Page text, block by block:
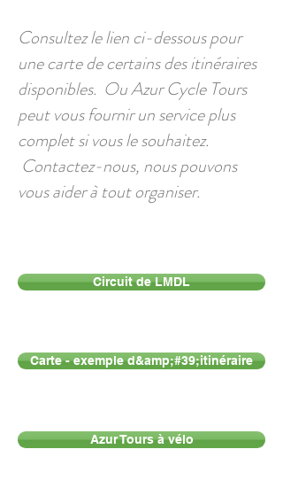
Consultez le lien ci-dessous pour
une carte de certains des itinéraires
disponibles. Ou Azur Cycle Tours
peut vous fournir un service plus
complet si vous le souhaitez.
Contactez-nous, nous pouvons
vous aider à tout organiser.
Circuit de LMDL
Carte - exemple d&amp;#39;itinéraire
Azur Tours à vélo